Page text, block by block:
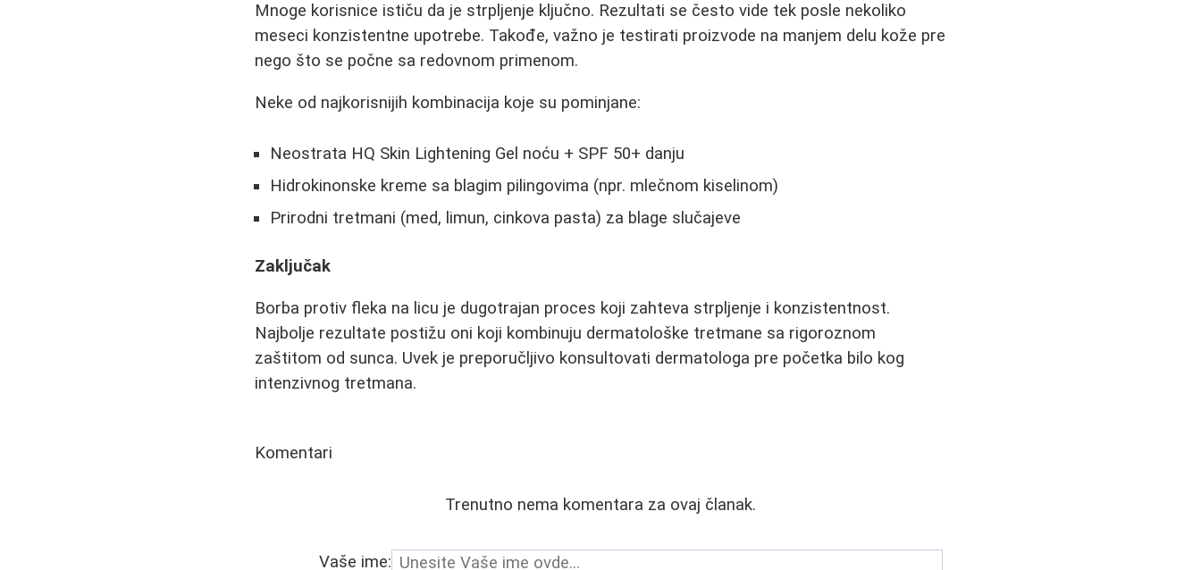
Mnoge korisnice ističu da je strpljenje ključno. Rezultati se često vide tek posle nekoliko
meseci konzistentne upotrebe. Takođe, važno je testirati proizvode na manjem delu kože pre
nego što se počne sa redovnom primenom.
Neke od najkorisnijih kombinacija koje su pominjane:
Neostrata HQ Skin Lightening Gel noću + SPF 50+ danju
Hidrokinonske kreme sa blagim pilingovima (npr. mlečnom kiselinom)
Prirodni tretmani (med, limun, cinkova pasta) za blage slučajeve
Zaključak
Borba protiv fleka na licu je dugotrajan proces koji zahteva strpljenje i konzistentnost.
Najbolje rezultate postižu oni koji kombinuju dermatološke tretmane sa rigoroznom
zaštitom od sunca. Uvek je preporučljivo konsultovati dermatologa pre početka bilo kog
intenzivnog tretmana.
Komentari
Trenutno nema komentara za ovaj članak.
Vaše ime: